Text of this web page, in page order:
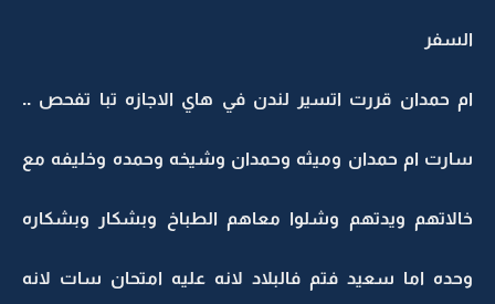
السفر
ام حمدان قررت اتسير لندن في هاي الاجازه تبا تفحص ..
سارت ام حمدان وميثه وحمدان وشيخه وحمده وخليفه مع
خالاتهم ويدتهم وشلوا معاهم الطباخ وبشكار وبشكاره
وحده اما سعيد فتم فالبلاد لانه عليه امتحان سات لانه